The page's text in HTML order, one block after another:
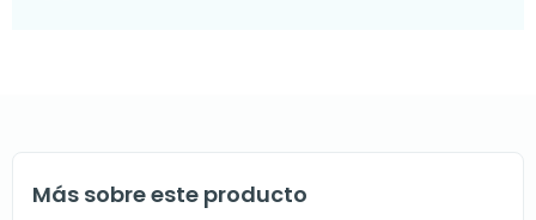
Más sobre este producto